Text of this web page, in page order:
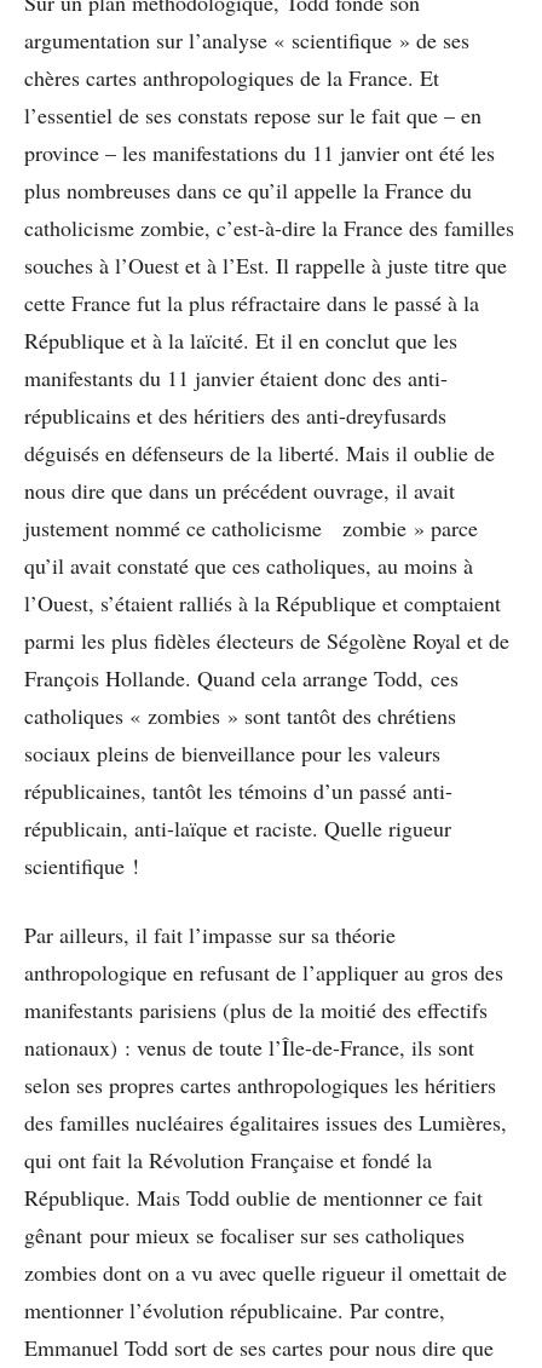
argumentation sur l’analyse « scientifique » de ses
chères cartes anthropologiques de la France. Et
l’essentiel de ses constats repose sur le fait que – en
province – les manifestations du 11 janvier ont été les
plus nombreuses dans ce qu’il appelle la France du
catholicisme zombie, c’est-à-dire la France des familles
souches à l’Ouest et à l’Est. Il rappelle à juste titre que
cette France fut la plus réfractaire dans le passé à la
République et à la laïcité. Et il en conclut que les
manifestants du 11 janvier étaient donc des anti-
républicains et des héritiers des anti-dreyfusards
déguisés en défenseurs de la liberté. Mais il oublie de
nous dire que dans un précédent ouvrage, il avait
justement nommé ce catholicisme zombie » parce
qu’il avait constaté que ces catholiques, au moins à
l’Ouest, s’étaient ralliés à la République et comptaient
parmi les plus fidèles électeurs de Ségolène Royal et de
François Hollande. Quand cela arrange Todd, ces
catholiques « zombies » sont tantôt des chrétiens
sociaux pleins de bienveillance pour les valeurs
républicaines, tantôt les témoins d’un passé anti-
républicain, anti-laïque et raciste. Quelle rigueur
scientifique !
Par ailleurs, il fait l’impasse sur sa théorie
anthropologique en refusant de l’appliquer au gros des
manifestants parisiens (plus de la moitié des effectifs
nationaux) : venus de toute l’Île-de-France, ils sont
selon ses propres cartes anthropologiques les héritiers
des familles nucléaires égalitaires issues des Lumières,
qui ont fait la Révolution Française et fondé la
République. Mais Todd oublie de mentionner ce fait
gênant pour mieux se focaliser sur ses catholiques
zombies dont on a vu avec quelle rigueur il omettait de
mentionner l’évolution républicaine. Par contre,
Emmanuel Todd sort de ses cartes pour nous dire que